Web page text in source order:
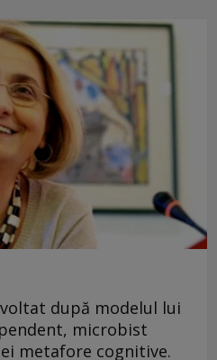
după modelul lui
microbist
metafore cognitive.